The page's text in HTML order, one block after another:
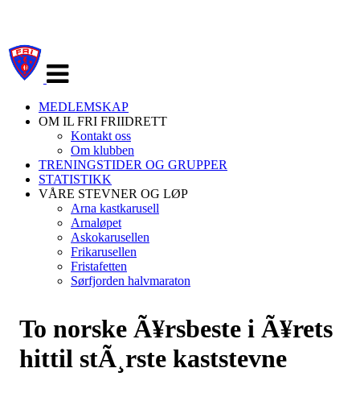
navigasjon
MEDLEMSKAP
OM IL FRI FRIIDRETT
Kontakt oss
Om klubben
TRENINGSTIDER OG GRUPPER
STATISTIKK
VÅRE STEVNER OG LØP
Arna kastkarusell
Arnaløpet
Askokarusellen
Frikarusellen
Fristafetten
Sørfjorden halvmaraton
To norske Ã¥rsbeste i Ã¥rets
hittil stÃ¸rste kaststevne